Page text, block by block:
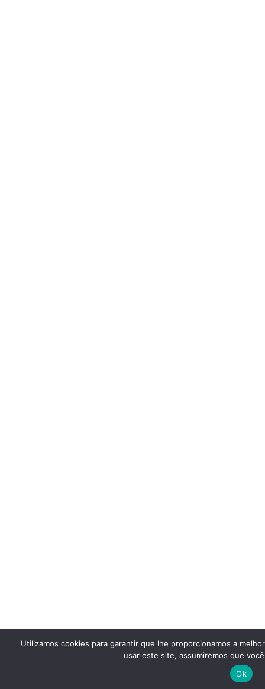
Utilizamos cookies para garantir que lhe proporcionamos a
usar este site, assumiremos que
Ok